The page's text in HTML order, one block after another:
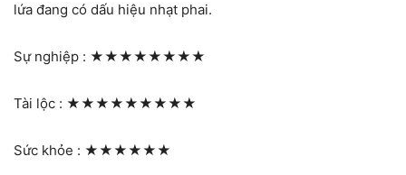
lứa đang có dấu hiệu nhạt phai.
Sự nghiệp : ★★★★★★★★
Tài lộc : ★★★★★★★★★
Sức khỏe : ★★★★★★